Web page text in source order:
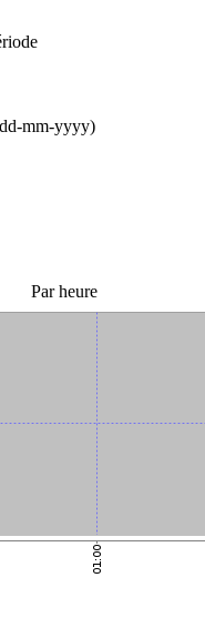
mm-yyyy)
Par heure